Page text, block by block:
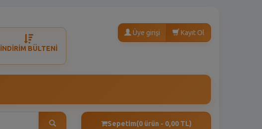
İNDİRİM BÜLTENİ
Üye girişi Kayıt Ol
Sepetim(0 ürün - 0,00 TL)